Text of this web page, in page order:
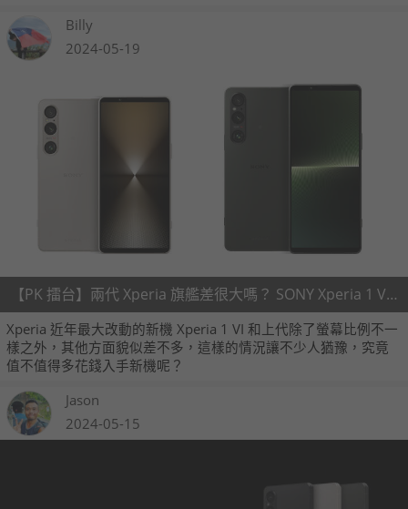
Billy
2024-05-19
【PK 擂台】兩代 Xperia 旗艦差很大嗎？ SONY Xperia 1 VI V.S. SONY Xperia 1 V
Xperia 近年最大改動的新機 Xperia 1 VI 和上代除了螢幕比例不一
樣之外，其他方面貌似差不多，這樣的情況讓不少人猶豫，究竟
值不值得多花錢入手新機呢？
Jason
2024-05-15